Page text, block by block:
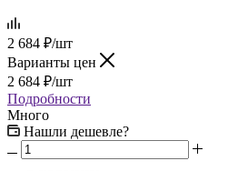
2 684 ₽/шт
Варианты цен
2 684 ₽/шт
Подробности
Много
Нашли дешевле?